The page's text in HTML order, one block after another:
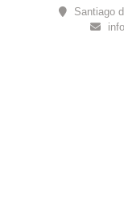
Santiago